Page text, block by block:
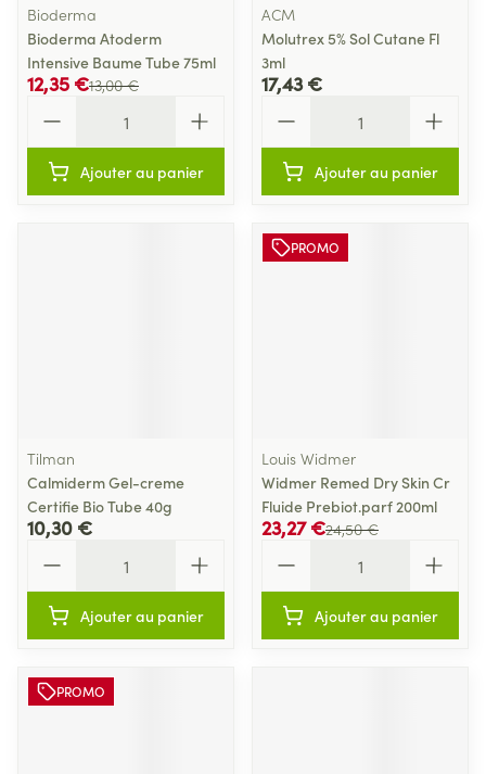
Bioderma
Bioderma Atoderm
Intensive Baume Tube 75ml
13,00 €
12,35 €
Ajouter au panier
ACM
Molutrex 5% Sol Cutane Fl
3ml
17,43 €
Ajouter au panier
Tilman
Calmiderm Gel-creme
Certifie Bio Tube 40g
10,30 €
Ajouter au panier
PROMO
Louis Widmer
Widmer Remed Dry Skin Cr
Fluide Prebiot.parf 200ml
24,50 €
23,27 €
Ajouter au panier
PROMO